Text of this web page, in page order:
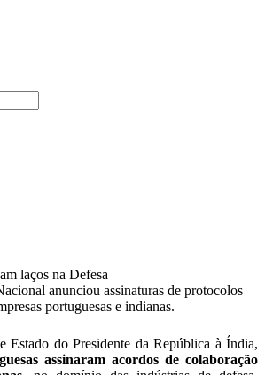
laços na Defesa
anunciou assinaturas de protocolos
portuguesas e indianas.
Estado do Presidente da República à Índia,
assinaram acordos de colaboração